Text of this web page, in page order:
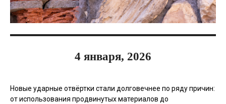
4 января, 2026
Новые ударные отвёртки стали долговечнее по ряду причин:
от использования продвинутых материалов до